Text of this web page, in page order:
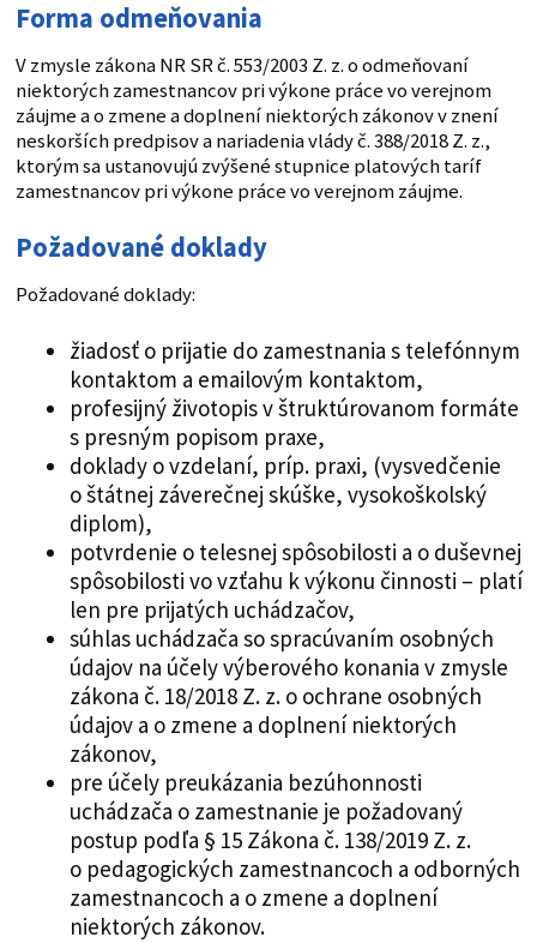
Forma odmeňovania
V zmysle zákona NR SR č. 553/2003 Z. z. o odmeňovaní
niektorých zamestnancov pri výkone práce vo verejnom
záujme a o zmene a doplnení niektorých zákonov v znení
neskorších predpisov a nariadenia vlády č. 388/2018 Z. z.,
ktorým sa ustanovujú zvýšené stupnice platových taríf
zamestnancov pri výkone práce vo verejnom záujme.
Požadované doklady
Požadované doklady:
žiadosť o prijatie do zamestnania s telefónnym
kontaktom a emailovým kontaktom,
profesijný životopis v štruktúrovanom formáte
s presným popisom praxe,
doklady o vzdelaní, príp. praxi, (vysvedčenie
o štátnej záverečnej skúške, vysokoškolský
diplom),
potvrdenie o telesnej spôsobilosti a o duševnej
spôsobilosti vo vzťahu k výkonu činnosti – platí
len pre prijatých uchádzačov,
súhlas uchádzača so spracúvaním osobných
údajov na účely výberového konania v zmysle
zákona č. 18/2018 Z. z. o ochrane osobných
údajov a o zmene a doplnení niektorých
zákonov,
pre účely preukázania bezúhonnosti
uchádzača o zamestnanie je požadovaný
postup podľa § 15 Zákona č. 138/2019 Z. z.
o pedagogických zamestnancoch a odborných
zamestnancoch a o zmene a doplnení
niektorých zákonov.